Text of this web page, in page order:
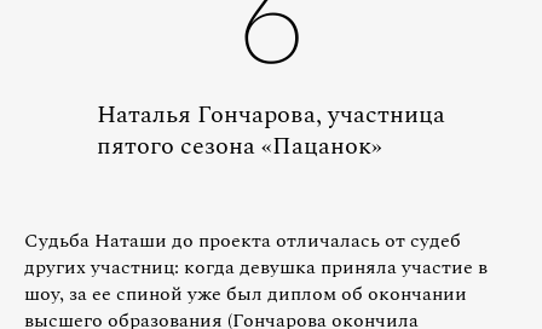
6
Наталья Гончарова, участница
пятого сезона «Пацанок»
Судьба Наташи до проекта отличалась от судеб
других участниц: когда девушка приняла участие в
шоу, за ее спиной уже был диплом об окончании
высшего образования (Гончарова окончила